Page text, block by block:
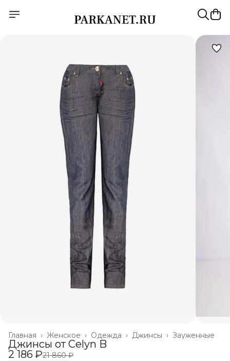
Зауженные
Джинсы ›
Одежда ›
Женское ›
Главная ›
Джинсы от Celyn B
2 186 ₽21 860 ₽